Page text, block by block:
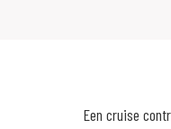
Een cruise